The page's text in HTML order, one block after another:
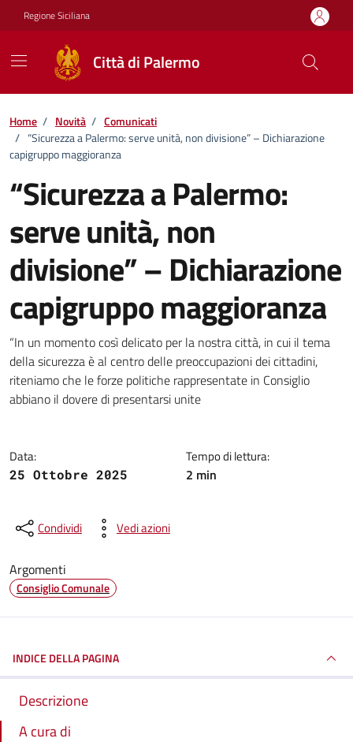
Vai ai contenuti
Vai al footer
Regione Siciliana
Città di Palermo
Home / Novità / Comunicati
/ “Sicurezza a Palermo: serve unità, non divisione” – Dichiarazione
capigruppo maggioranza
“Sicurezza a Palermo:
serve unità, non
divisione” – Dichiarazione
capigruppo maggioranza
Dettagli della notizia
“In un momento così delicato per la nostra città, in cui il tema
della sicurezza è al centro delle preoccupazioni dei cittadini,
riteniamo che le forze politiche rappresentate in Consiglio
abbiano il dovere di presentarsi unite
Data:
25 Ottobre 2025
Tempo di lettura:
2 min
Condividi Vedi azioni
Argomenti
Consiglio Comunale
INDICE DELLA PAGINA
Descrizione
A cura di